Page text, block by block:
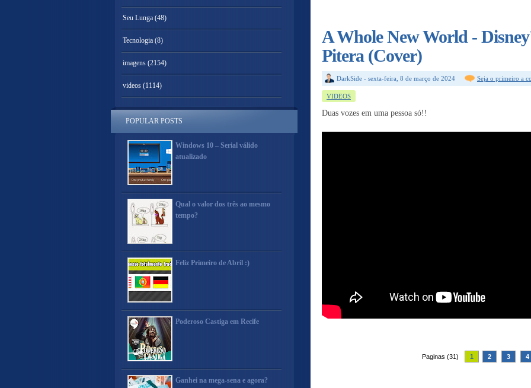
A Whole New World -
Pitera (Cover)
DarkSide - sexta-feira, 8 de março de 2024 Seja o primeiro a
VIDEOS
Duas vozes em uma pessoa só!!
Paginas (31) 1 2 3 4
Seu Lunga (48)
Tecnologia (8)
imagens (2154)
videos (1114)
POPULAR POSTS
Windows 10 – Serial válido
atualizado
Qual o valor dos três ao mesmo
tempo?
Feliz Primeiro de Abril :)
Poderoso Castiga em Recife
Ganhei na mega-sena e agora?